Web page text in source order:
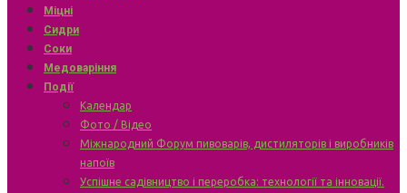
Міцні
Сидри
Соки
Медоваріння
Події
Календар
Фото / Відео
Міжнародний Форум пивоварів, дистиляторів і виробників
напоїв
Успішне садівництво і переробка: технології та інновації.